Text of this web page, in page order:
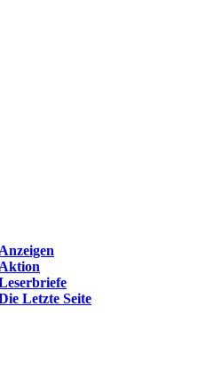
Anzeigen
Aktion
Letzte Seite